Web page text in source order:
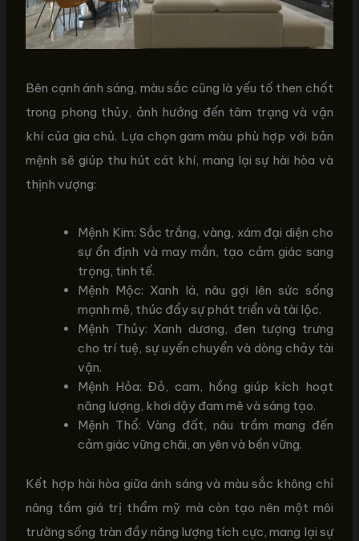
Bên cạnh ánh sáng, màu sắc cũng là yếu tố then chốt
trong phong thủy, ảnh hưởng đến tâm trạng và vận
khí của gia chủ. Lựa chọn gam màu phù hợp với bản
mệnh sẽ giúp thu hút cát khí, mang lại sự hài hòa và
thịnh vượng:
Mệnh Kim: Sắc trắng, vàng, xám đại diện cho
sự ổn định và may mắn, tạo cảm giác sang
trọng, tinh tế.
Mệnh Mộc: Xanh lá, nâu gợi lên sức sống
mạnh mẽ, thúc đẩy sự phát triển và tài lộc.
Mệnh Thủy: Xanh dương, đen tượng trưng
cho trí tuệ, sự uyển chuyển và dòng chảy tài
vận.
Mệnh Hỏa: Đỏ, cam, hồng giúp kích hoạt
năng lượng, khơi dậy đam mê và sáng tạo.
Mệnh Thổ: Vàng đất, nâu trầm mang đến
cảm giác vững chãi, an yên và bền vững.
Kết hợp hài hòa giữa ánh sáng và màu sắc không chỉ
nâng tầm giá trị thẩm mỹ mà còn tạo nên một môi
trường sống tràn đầy năng lượng tích cực, mang lại sự